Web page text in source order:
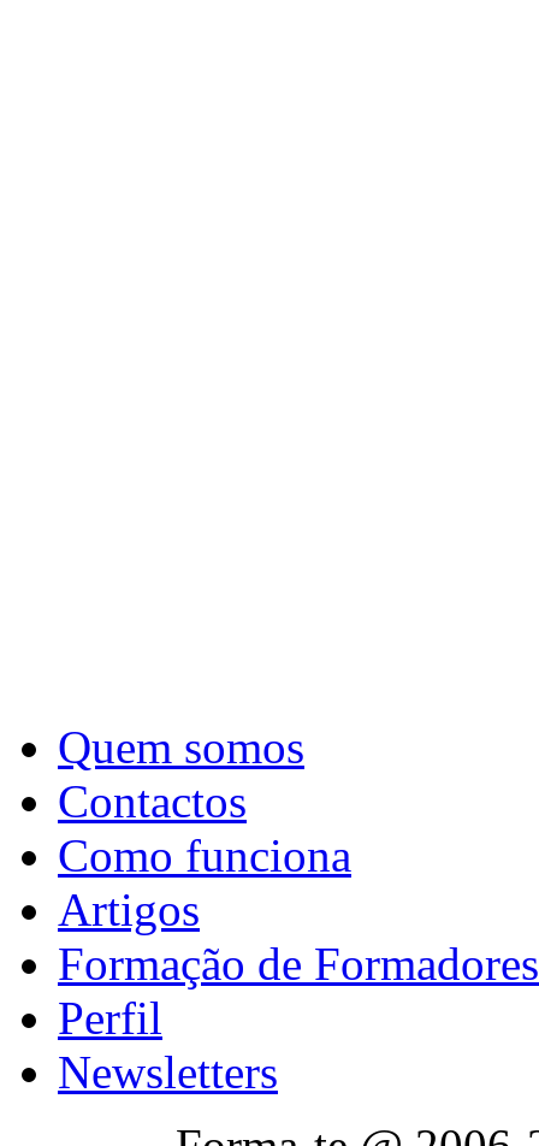
Quem somos
Contactos
Como funciona
Artigos
Formação de Formadores
Perfil
Newsletters